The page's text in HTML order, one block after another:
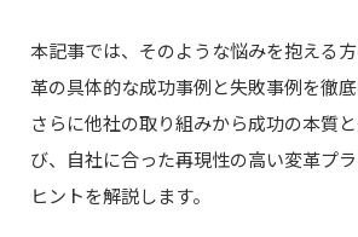
本記事では、そのような悩みを抱える
革の具体的な成功事例と失敗事例を徹底
さらに他社の取り組みから成功の本質
び、自社に合った再現性の高い変革プ
ヒントを解説します。